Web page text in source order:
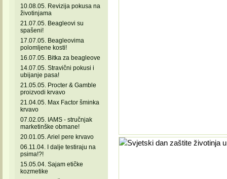
10.08.05. Revizija pokusa na
životinjama
21.07.05. Beagleovi su
spašeni!
17.07.05. Beagleovima
polomljene kosti!
16.07.05. Bitka za beagleove
14.07.05. Stravični pokusi i
ubijanje pasa!
21.05.05. Procter & Gamble
proizvodi krvavo
21.04.05. Max Factor šminka
krvavo
07.02.05. IAMS - stručnjak
marketinške obmane!
20.01.05. Ariel pere krvavo
06.11.04. I dalje testiraju na
psima!?!
15.05.04. Sajam etičke
kozmetike